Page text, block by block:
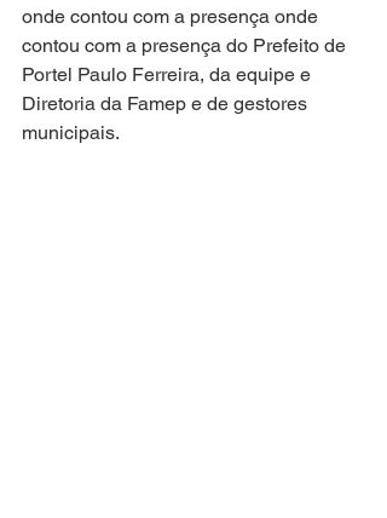
onde contou com a presença onde
contou com a presença do Prefeito de
Portel Paulo Ferreira, da equipe e
Diretoria da Famep e de gestores
municipais.